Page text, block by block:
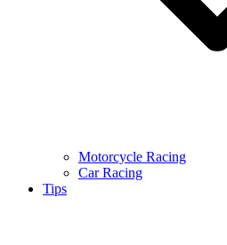
Motorcycle Racing
Car Racing
Tips